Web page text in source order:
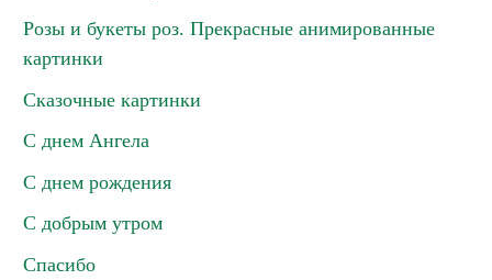
Розы и букеты роз. Прекрасные анимированные
картинки
Сказочные картинки
С днем Ангела
С днем рождения
С добрым утром
Спасибо